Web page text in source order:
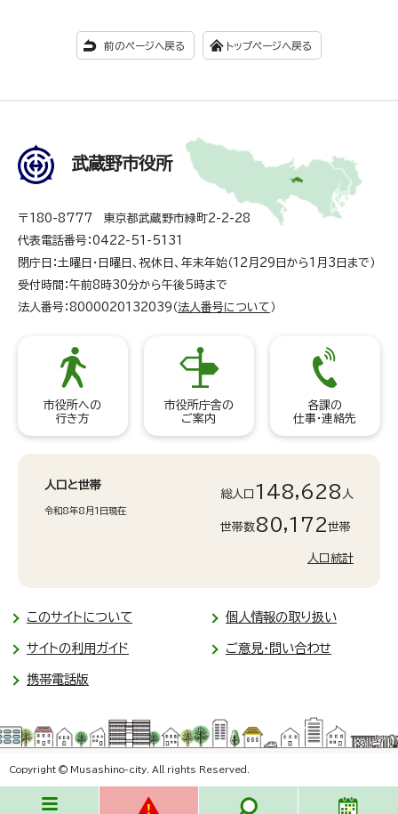
前のページへ戻る トップページへ戻る
武蔵野市役所
〒180-8777 東京都武蔵野市緑町2-2-28
代表電話番号：0422-51-5131
閉庁日：土曜日・日曜日、祝休日、年末年始（12月29日から1月3日まで）
受付時間：午前8時30分から午後5時まで
法人番号：8000020132039（ 法人番号について ）
市役所への
行き方
市役所庁舎の
ご案内
各課の
仕事・連絡先
人口と世帯
令和8年8月1日現在
総人口 148,628 人
世帯数80,172世帯
人口統計
このサイトについて 個人情報の取り扱い
サイトの利用ガイド ご意見・問い合わせ
携帯電話版
Copyright © Musashino-city. All rights Reserved.